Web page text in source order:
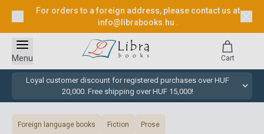
For orders to a foreign address, please contact us at
info@librabooks.hu .
Loyal customer discount for registered purchases over HUF
20,000. Free shipping over HUF 15,000!
Menu Cart
Foreign language books Fiction Prose